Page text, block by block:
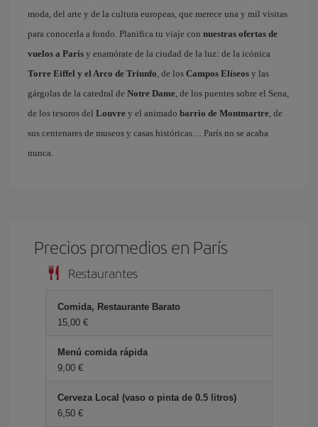
moda, del arte y de la cultura europeas, que merece una y mil visitas
para conocerla a fondo. Planifica tu viaje con nuestras ofertas de
vuelos a París y enamórate de la ciudad de la luz: de la icónica
Torre Eiffel y el Arco de Triunfo, de los Campos Elíseos y las
gárgolas de la catedral de Notre Dame, de los puentes sobre el Sena,
de los tesoros del Louvre y el animado barrio de Montmartre, de
sus centenares de museos y casas históricas… París no se acaba
nunca.
Precios promedios en París
Restaurantes
Comida, Restaurante Barato
15,00 €
Menú comida rápida
9,00 €
Cerveza Local (vaso o pinta de 0.5 litros)
6,50 €